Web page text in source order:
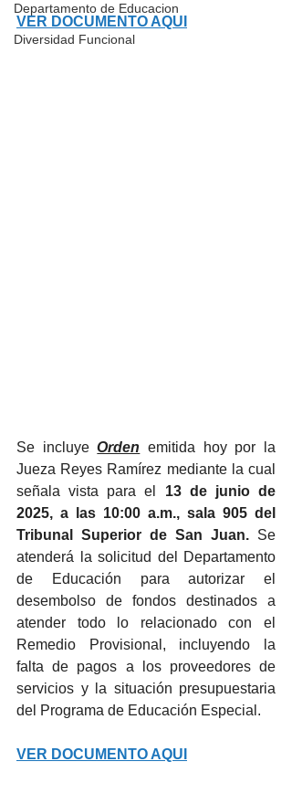
Departamento de Educacion
Diversidad Funcional
VER DOCUMENTO AQUI
Se incluye Orden emitida hoy por la
Jueza Reyes Ramírez mediante la cual
señala vista para el 13 de junio de
2025, a las 10:00 a.m., sala 905 del
Tribunal Superior de San Juan. Se
atenderá la solicitud del Departamento
de Educación para autorizar el
desembolso de fondos destinados a
atender todo lo relacionado con el
Remedio Provisional, incluyendo la
falta de pagos a los proveedores de
servicios y la situación presupuestaria
del Programa de Educación Especial.
VER DOCUMENTO AQUI